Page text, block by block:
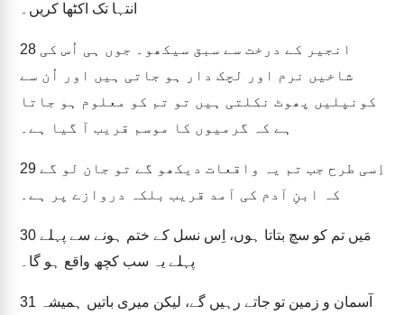
انتہا تک اکٹھا کریں۔
28
شاخیں نرم اور لچک دار ہو جاتی ہیں اور اُن سے
کونپلیں پھوٹ نکلتی ہیں تو تم کو معلوم ہو جاتا
ہے کہ گرمیوں کا موسم قریب آ گیا ہے۔
29
کہ ابنِ آدم کی آمد قریب بلکہ دروازے پر ہے۔
30
پہلے یہ سب کچھ واقع ہو گا۔
31